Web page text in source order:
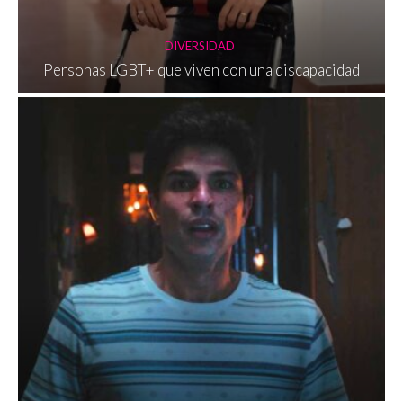
DIVERSIDAD
Personas LGBT+ que viven con una discapacidad